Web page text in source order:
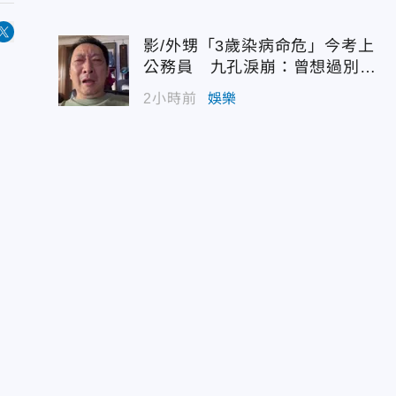
影/外甥「3歲染病命危」今考上
公務員 九孔淚崩：曾想過別救
他
2小時前 娛樂